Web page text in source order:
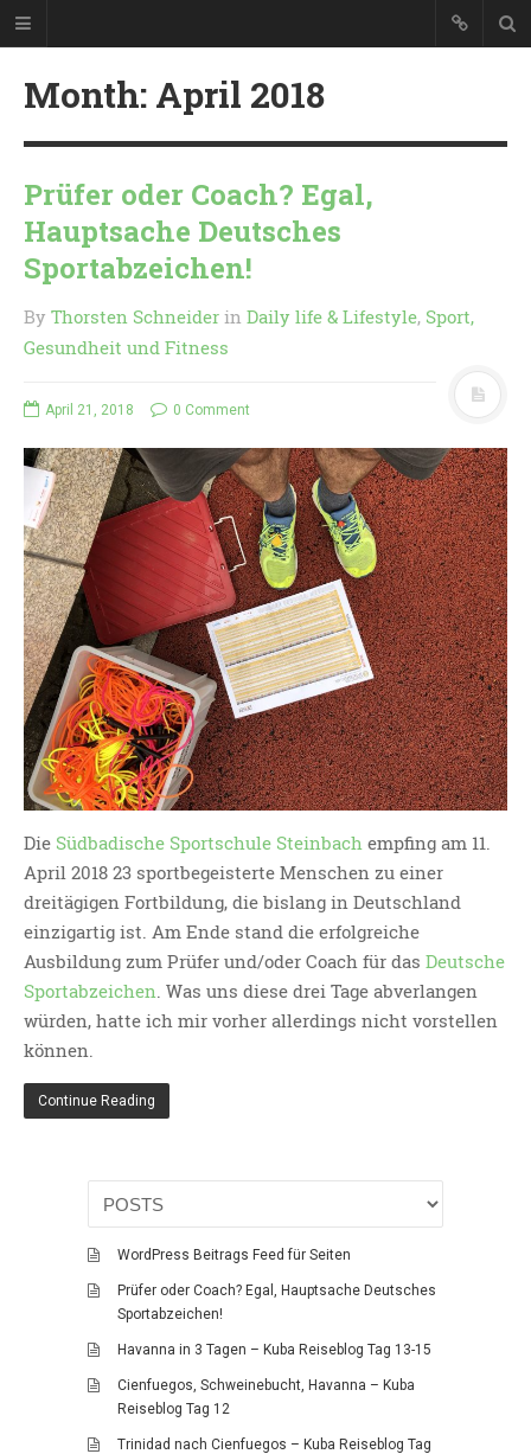
If you can dream it, you can
do it
Thorsten Schneider // Blog
Im Blog von Thorsten Schneider
TYPO3 über Apple bis hin zu Chilis
und Reisen findet ihr hier allerlei.
ÜBER MICH
BLOG
KONTAKT
IMPRESSUM
KATEGORIEN
Daily Life & Lifestyle(35)
Bars(2)
Events(4)
Garden(7)
Miscellaneous(19)
Movies(2)
Music(1)
Sport, Gesundheit Und
Fitness(1)
Digital World(31)
Apple(10)
Travelling(36)
Kuba 2016(13)
Month: April 2018
Prüfer oder Coach? Egal,
Hauptsache Deutsches
Sportabzeichen!
By Thorsten Schneider in Daily life & Lifestyle, Sport,
Gesundheit und Fitness
April 21, 2018 0 Comment
Die Südbadische Sportschule Steinbach empfing am 11.
April 2018 23 sportbegeisterte Menschen zu einer
dreitägigen Fortbildung, die bislang in Deutschland
einzigartig ist. Am Ende stand die erfolgreiche
Ausbildung zum Prüfer und/oder Coach für das Deutsche
Sportabzeichen . Was uns diese drei Tage abverlangen
würden, hatte ich mir vorher allerdings nicht vorstellen
können.
Continue Reading
WordPress Beitrags Feed für Seiten
Prüfer oder Coach? Egal, Hauptsache Deutsches
Sportabzeichen!
Havanna in 3 Tagen – Kuba Reiseblog Tag 13-15
Cienfuegos, Schweinebucht, Havanna – Kuba
Reiseblog Tag 12
Trinidad nach Cienfuegos – Kuba Reiseblog Tag